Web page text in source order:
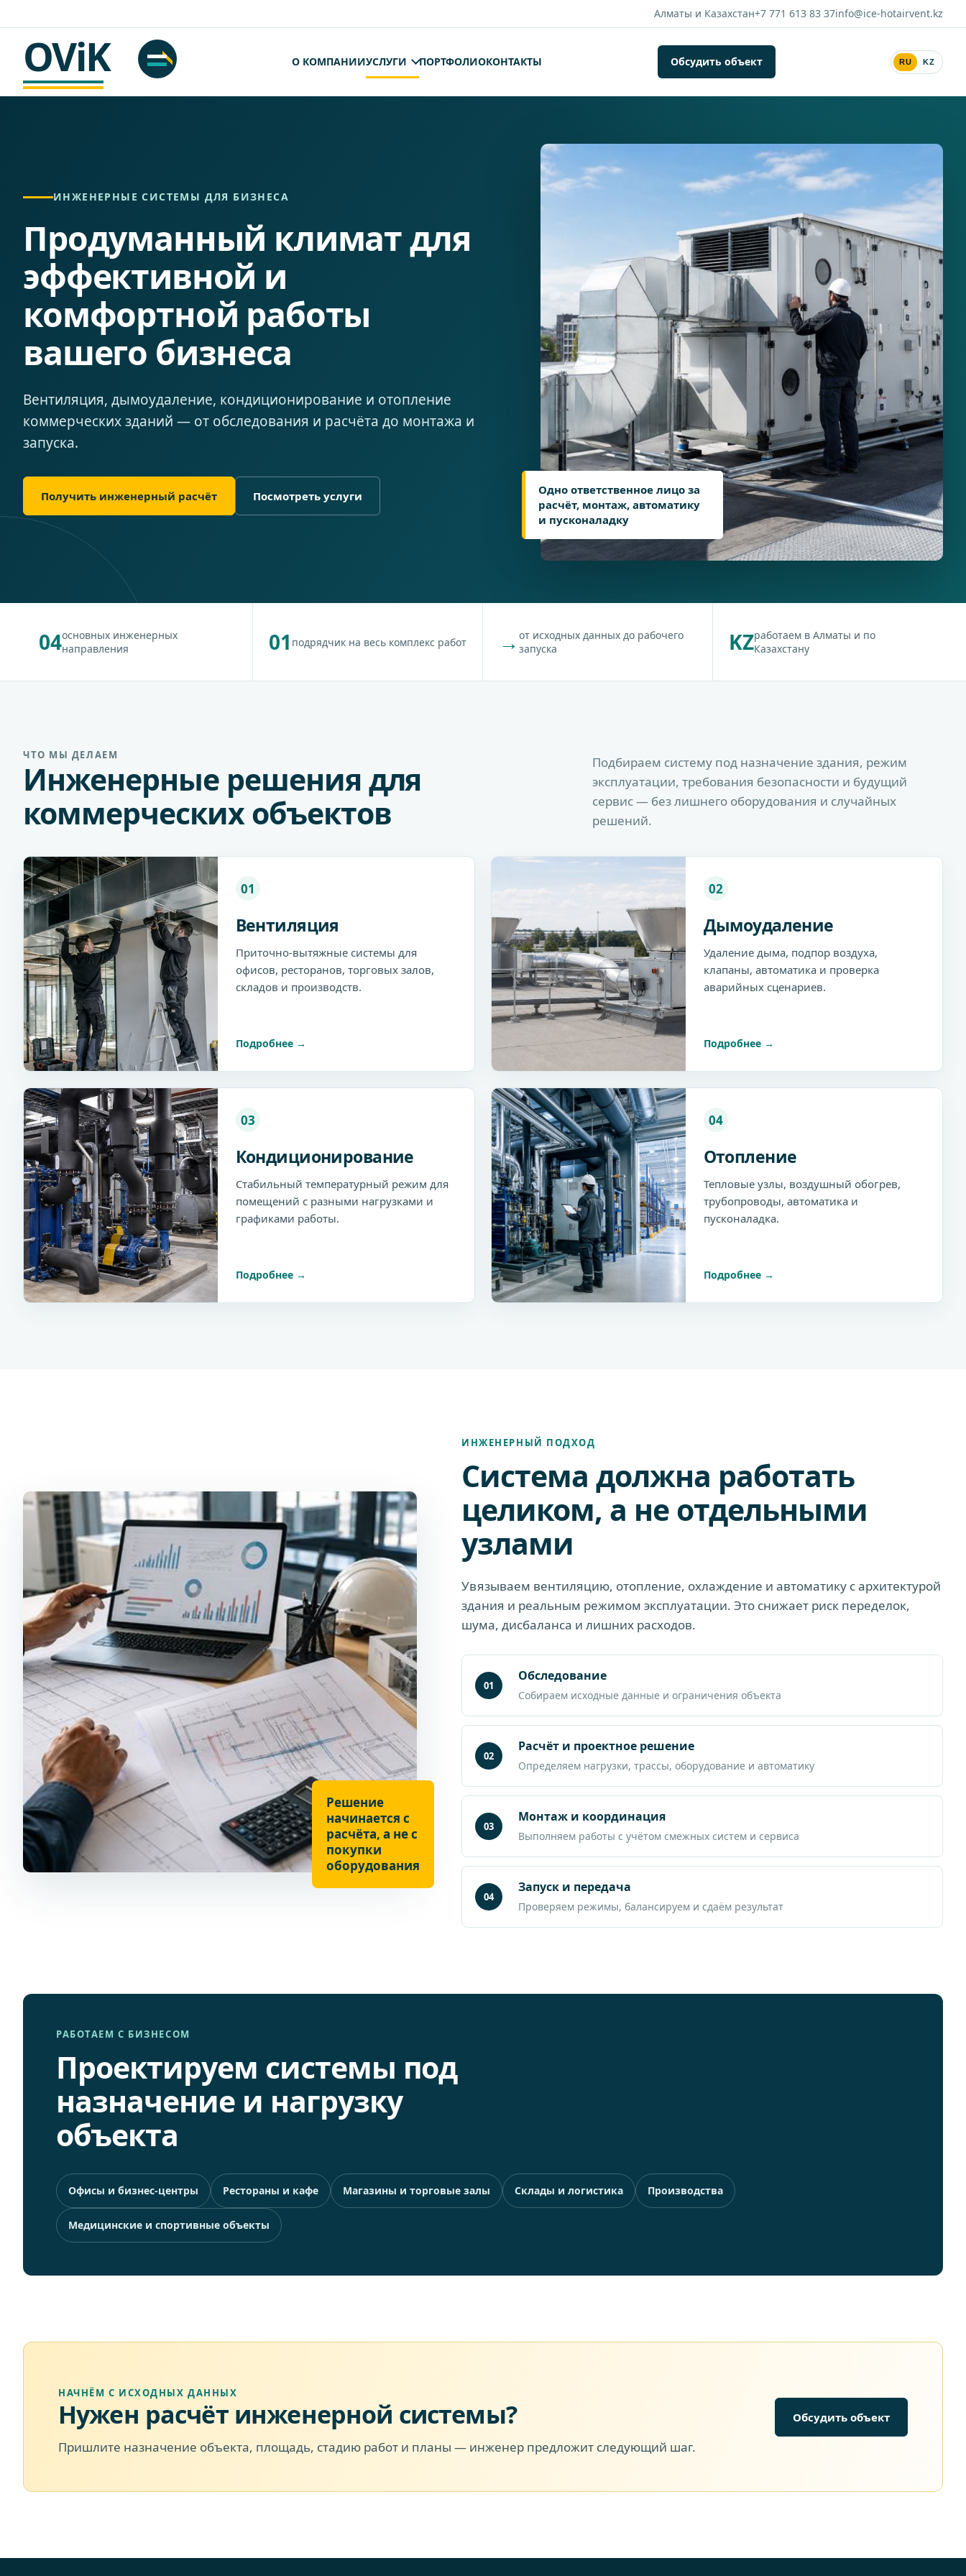
Алматы и Казахстан+7 771 613 83 37info@ice-hotairvent.kz
OViK О КОМПАНИИУСЛУГИ ПОРТФОЛИОКОНТАКТЫ Обсудить объект RU KZ
ИНЖЕНЕРНЫЕ СИСТЕМЫ ДЛЯ БИЗНЕСА
Продуманный климат для
эффективной и
комфортной работы
вашего бизнеса
Вентиляция, дымоудаление, кондиционирование и отопление
коммерческих зданий — от обследования и расчёта до монтажа и
запуска.
Получить инженерный расчёт Посмотреть услуги
Одно ответственное лицо за
расчёт, монтаж, автоматику
и пусконаладку
04основных инженерных
направления
01 подрядчик на весь комплекс работ → от исходных данных до рабочего
запуска
KZработаем в Алматы и по
Казахстану
ЧТО МЫ ДЕЛАЕМ
Инженерные решения для
коммерческих объектов
Подбираем систему под назначение здания, режим
эксплуатации, требования безопасности и будущий
сервис — без лишнего оборудования и случайных
решений.
01
Вентиляция
Приточно-вытяжные системы для
офисов, ресторанов, торговых залов,
складов и производств.
Подробнее
02
Дымоудаление
Удаление дыма, подпор воздуха,
клапаны, автоматика и проверка
аварийных сценариев.
Подробнее
03
Кондиционирование
Стабильный температурный режим для
помещений с разными нагрузками и
графиками работы.
Подробнее
04
Отопление
Тепловые узлы, воздушный обогрев,
трубопроводы, автоматика и
пусконаладка.
Подробнее
Решение
начинается с
расчёта, а не с
покупки
оборудования
ИНЖЕНЕРНЫЙ ПОДХОД
Система должна работать
целиком, а не отдельными
узлами
Увязываем вентиляцию, отопление, охлаждение и автоматику с архитектурой
здания и реальным режимом эксплуатации. Это снижает риск переделок,
шума, дисбаланса и лишних расходов.
01
Обследование
Собираем исходные данные и ограничения объекта
02
Расчёт и проектное решение
Определяем нагрузки, трассы, оборудование и автоматику
03
Монтаж и координация
Выполняем работы с учётом смежных систем и сервиса
04
Запуск и передача
Проверяем режимы, балансируем и сдаём результат
РАБОТАЕМ С БИЗНЕСОМ
Проектируем системы под
назначение и нагрузку
объекта
Офисы и бизнес-центры Рестораны и кафе Магазины и торговые залы Склады и логистика Производства
Медицинские и спортивные объекты
НАЧНЁМ С ИСХОДНЫХ ДАННЫХ
Нужен расчёт инженерной системы?
Пришлите назначение объекта, площадь, стадию работ и планы — инженер предложит следующий шаг.
Обсудить объект